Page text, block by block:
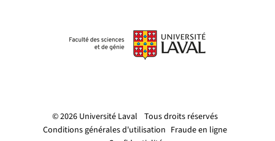
© 2026 Université Laval Tous droits réservés
Conditions générales d'utilisation Fraude en ligne